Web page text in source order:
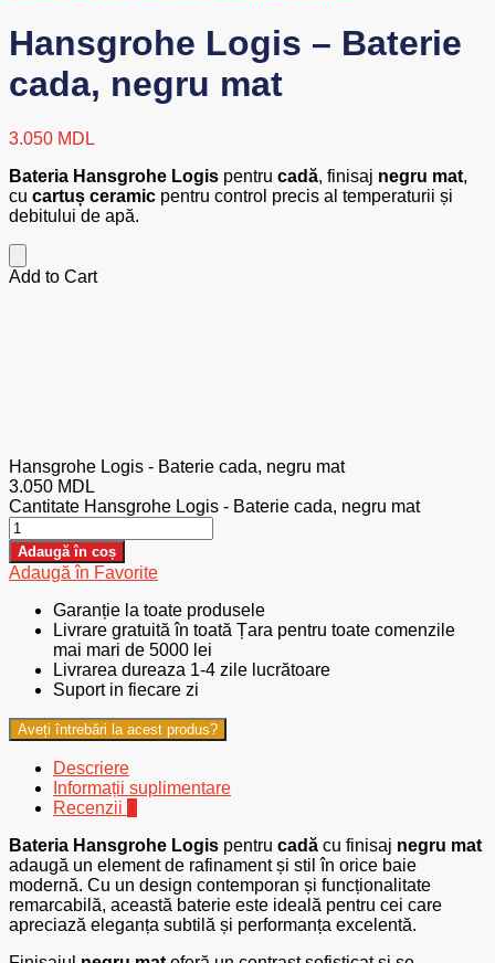
Hansgrohe Logis – Baterie
cada, negru mat
3.050 MDL
Bateria Hansgrohe Logis pentru cadă, finisaj negru mat,
cu cartuș ceramic pentru control precis al temperaturii și
debitului de apă.
Add to Cart
Hansgrohe Logis - Baterie cada, negru mat
3.050 MDL
Cantitate Hansgrohe Logis - Baterie cada, negru mat
Adaugă în coș
Adaugă în Favorite
Garanție la toate produsele
Livrare gratuită în toată Țara pentru toate comenzile
mai mari de 5000 lei
Livrarea dureaza 1-4 zile lucrătoare
Suport in fiecare zi
Aveți întrebări la acest produs?
Descriere
Informații suplimentare
Recenzii
Bateria Hansgrohe Logis pentru cadă cu finisaj negru mat
adaugă un element de rafinament și stil în orice baie
modernă. Cu un design contemporan și funcționalitate
remarcabilă, această baterie este ideală pentru cei care
apreciază eleganța subtilă și performanța excelentă.